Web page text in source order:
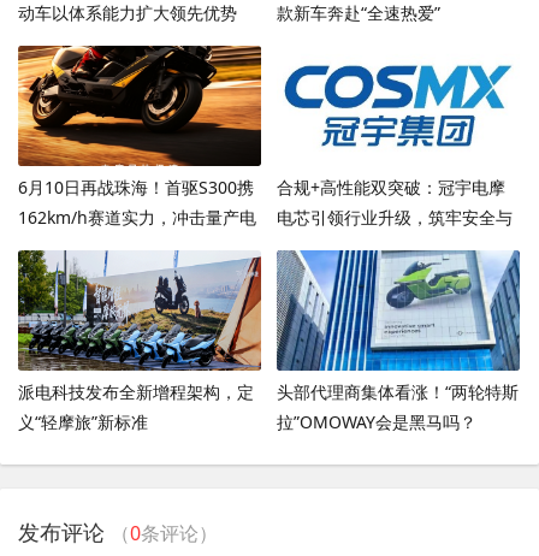
动车以体系能力扩大领先优势
款新车奔赴“全速热爱”
6月10日再战珠海！首驱S300携
162km/h赛道实力，冲击量产电
摩圈速新高度
合规+高性能双突破：冠宇电摩
电芯引领行业升级，筑牢安全与
动力双防线
派电科技发布全新增程架构，定
义“轻摩旅”新标准
头部代理商集体看涨！“两轮特斯
拉”OMOWAY会是黑马吗？
发布评论 （0条评论）